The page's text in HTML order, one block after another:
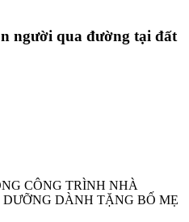
người qua đường tại đất
CÔNG TRÌNH NHÀ
DÀNH TẶNG BỐ MẸ